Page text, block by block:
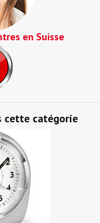
en Suisse
cette catégorie